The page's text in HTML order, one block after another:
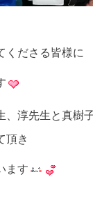
くださる皆様に
、淳先生と真樹
頂き
ます